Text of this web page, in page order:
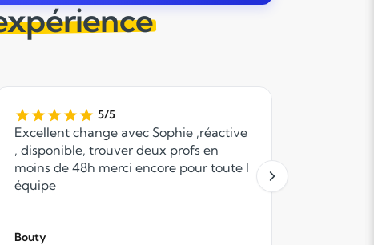
5/5
Excellent change avec Sophie ,réactive
, disponible, trouver deux profs en
moins de 48h merci encore pour toute l
équipe
Bouty